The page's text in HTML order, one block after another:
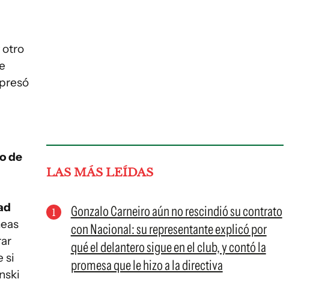
otro
de
si
LAS MÁS LEÍDAS
Gonzalo Carneiro aún no rescindió su contrato
con Nacional: su representante explicó por
qué el delantero sigue en el club, y contó la
promesa que le hizo a la directiva